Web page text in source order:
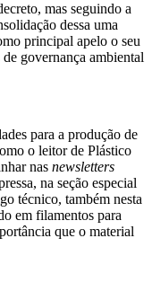
mas seguindo a
dessa uma
principal apelo o seu
governança ambiental
para a produção de
o leitor de Plástico
nas newsletters
na seção especial
técnico, também nesta
em filamentos para
que o material